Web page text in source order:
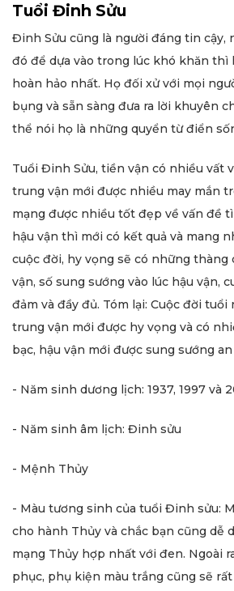
Tuổi Đinh Sửu
Đinh Sửu cũng là người đáng tin cậy,
đó để dựa vào trong lúc khó khăn thì
hoàn hảo nhất. Họ đối xử với mọi
bụng và sẵn sàng đưa ra lời khuyên
thể nói họ là những quyển từ điển
Tuổi Đinh Sửu, tiền vận có nhiều vất
trung vận mới được nhiều may mắn
mạng được nhiều tốt đẹp về vấn đề
hậu vận thì mới có kết quả và mang
cuộc đời, hy vọng sẽ có những thàng
vận, số sung sướng vào lúc hậu vận,
đảm và đầy đủ. Tóm lại: Cuộc đời tuổi
trung vận mới được hy vọng và có
bạc, hậu vận mới được sung sướng
- Năm sinh dương lịch: 1937, 1997 và
- Năm sinh âm lịch: Đinh sửu
- Mệnh Thủy
- Màu tương sinh của tuổi Đinh sửu:
cho hành Thủy và chắc bạn cũng dễ
mạng Thủy hợp nhất với đen. Ngoài
phục, phụ kiện màu trắng cũng sẽ